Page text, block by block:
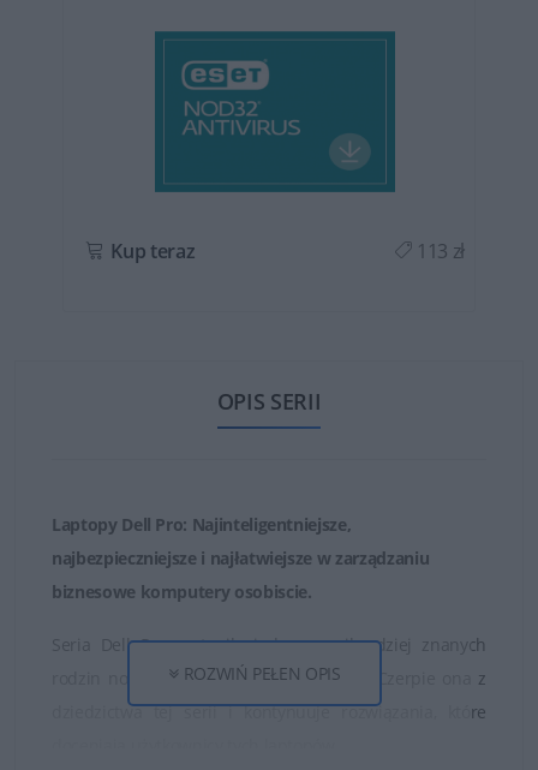
Kup teraz 113 zł
OPIS SERII
Laptopy Dell Pro: Najinteligentniejsze,
najbezpieczniejsze i najłatwiejsze w zarządzaniu
biznesowe komputery osobiscie.
Seria Dell Pro zastąpiła jedne z najbardziej znanych
rodzin notebooków Dell - serię Latitude. Czerpie ona z
dziedzictwa tej serii i kontynuuje rozwiązania, które
ROZWIŃ PEŁEN OPIS